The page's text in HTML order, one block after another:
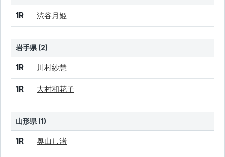
結果 シード 選手名
1R 渋谷月姫
岩手県 (2)
結果 シード 選手名
1R 川村紗慧
1R 大村和花子
山形県 (1)
結果 シード 選手名
1R 奥山し渚